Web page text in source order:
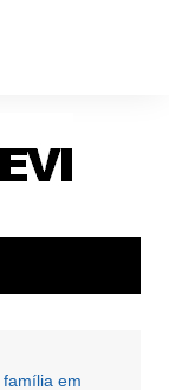
em